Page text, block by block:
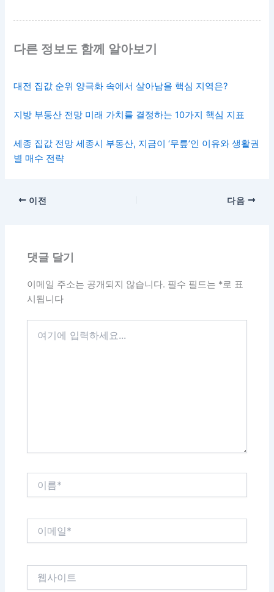
다른 정보도 함께 알아보기
대전 집값 순위 양극화 속에서 살아남을 핵심 지역은?
지방 부동산 전망 미래 가치를 결정하는 10가지 핵심 지표
세종 집값 전망 세종시 부동산, 지금이 ‘무릎’인 이유와 생활권
별 매수 전략
이전 다음
댓글 달기
이메일 주소는 공개되지 않습니다. 필수 필드는 *로 표
시됩니다